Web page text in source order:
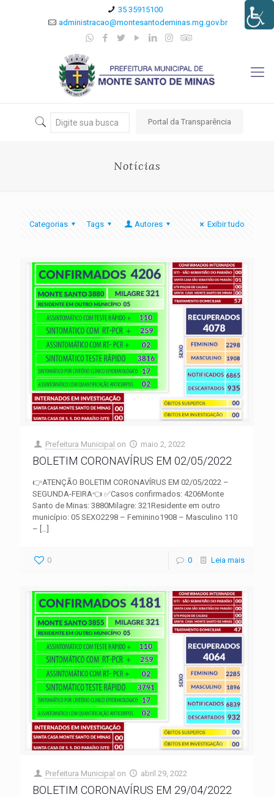
35 35915100
administracao@montesantodeminas.mg.gov.br
Portal da Transparência
Notícias
Categorias Tags Autores Exibir tudo
Prefeitura Municipal on maio 2, 2022
BOLETIM CORONAVÍRUS EM 02/05/2022
👉ATENÇÃO BOLETIM CORONAVÍRUS EM 02/05/2022 –
SEGUNDA-FEIRA👈 ✅Casos confirmados: 4206Monte
Santo de Minas: 3880Milagre: 321Residente em outro
município: 05 SEXO2298 – Feminino1908 – Masculino 110
– […]
0 0 Leia mais
Prefeitura Municipal on abril 29, 2022
BOLETIM CORONAVÍRUS EM 29/04/2022